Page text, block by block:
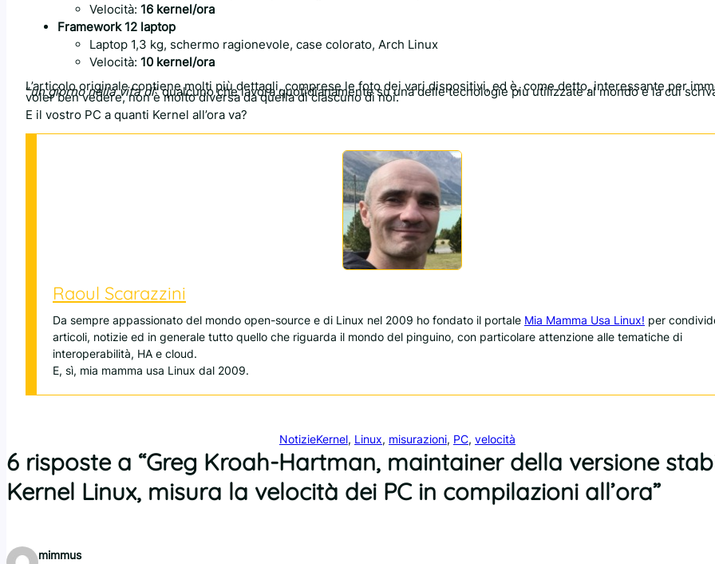
Velocità: 16 kernel/ora
Framework 12 laptop
Laptop 1,3 kg, schermo ragionevole, case colorato, Arch Linux
Velocità: 10 kernel/ora
L’articolo originale contiene molti più dettagli, comprese le foto dei vari dispositivi, ed è, come detto, interessante per
“un giorno nella vita di” qualcuno che lavora quotidianamente su una delle tecnologie più utilizzate al mondo e la cui
voler ben vedere, non è molto diversa da quella di ciascuno di noi.
E il vostro PC a quanti Kernel all’ora va?
Raoul Scarazzini
Da sempre appassionato del mondo open-source e di Linux nel 2009 ho fondato il portale Mia Mamma Usa Linux! per
articoli, notizie ed in generale tutto quello che riguarda il mondo del pinguino, con particolare attenzione alle tematiche di
interoperabilità, HA e cloud.
E, sì, mia mamma usa Linux dal 2009.
NotizieKernel, Linux, misurazioni, PC, velocità
6 risposte a “Greg Kroah-Hartman, maintainer della versione
Kernel Linux, misura la velocità dei PC in compilazioni all’ora”
mimmus